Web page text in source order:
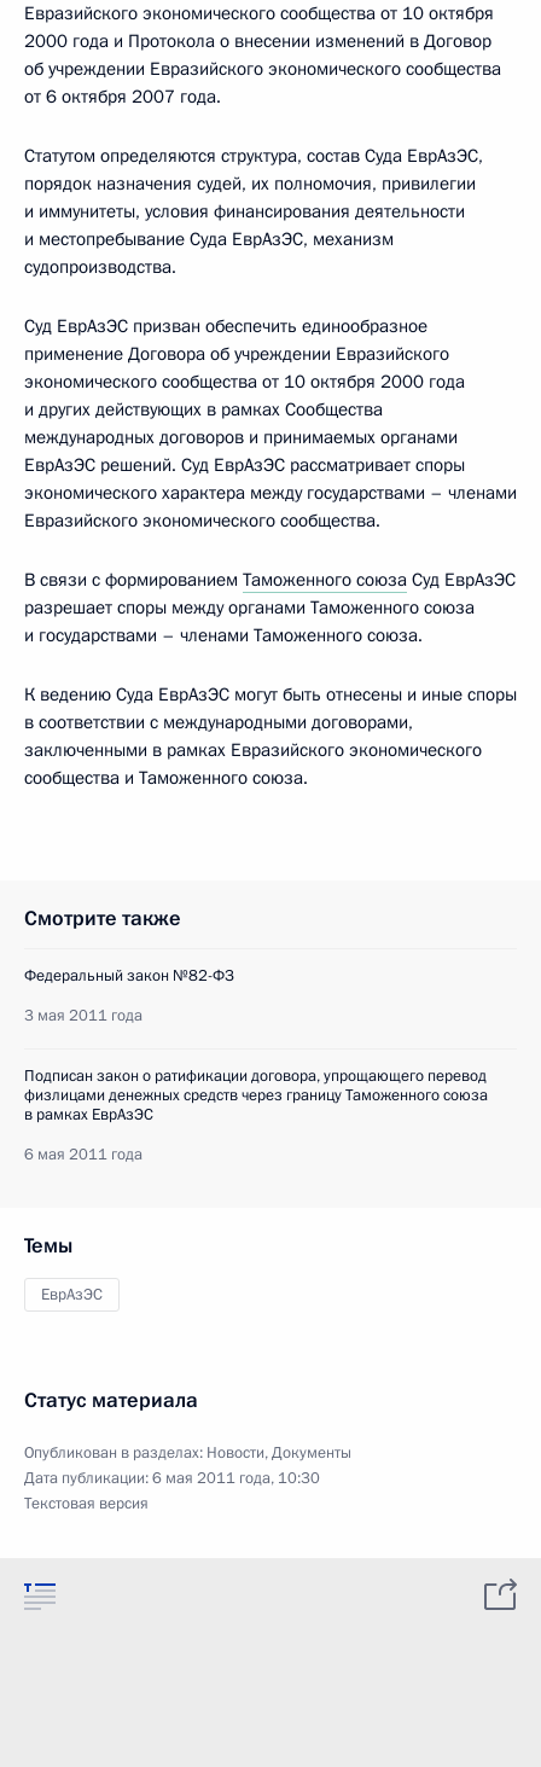
Евразийского экономического сообщества от 10 октября
2000 года и Протокола о внесении изменений в Договор
об учреждении Евразийского экономического сообщества
от 6 октября 2007 года.
Статутом определяются структура, состав Суда ЕврАзЭС,
порядок назначения судей, их полномочия, привилегии
и иммунитеты, условия финансирования деятельности
и местопребывание Суда ЕврАзЭС, механизм
судопроизводства.
Суд ЕврАзЭС призван обеспечить единообразное
применение Договора об учреждении Евразийского
экономического сообщества от 10 октября 2000 года
и других действующих в рамках Сообщества
международных договоров и принимаемых органами
ЕврАзЭС решений. Суд ЕврАзЭС рассматривает споры
экономического характера между государствами – членами
Евразийского экономического сообщества.
В связи с формированием Таможенного союза Суд ЕврАзЭС
разрешает споры между органами Таможенного союза
и государствами – членами Таможенного союза.
К ведению Суда ЕврАзЭС могут быть отнесены и иные споры
в соответствии с международными договорами,
заключенными в рамках Евразийского экономического
сообщества и Таможенного союза.
Смотрите также
Федеральный закон №82-ФЗ
3 мая 2011 года
Подписан закон о ратификации договора, упрощающего перевод
физлицами денежных средств через границу Таможенного союза
в рамках ЕврАзЭС
6 мая 2011 года
Темы
ЕврАзЭС
Статус материала
Опубликован в разделах: Новости,Документы
Дата публикации:6 мая 2011 года, 10:30
Текстовая версия